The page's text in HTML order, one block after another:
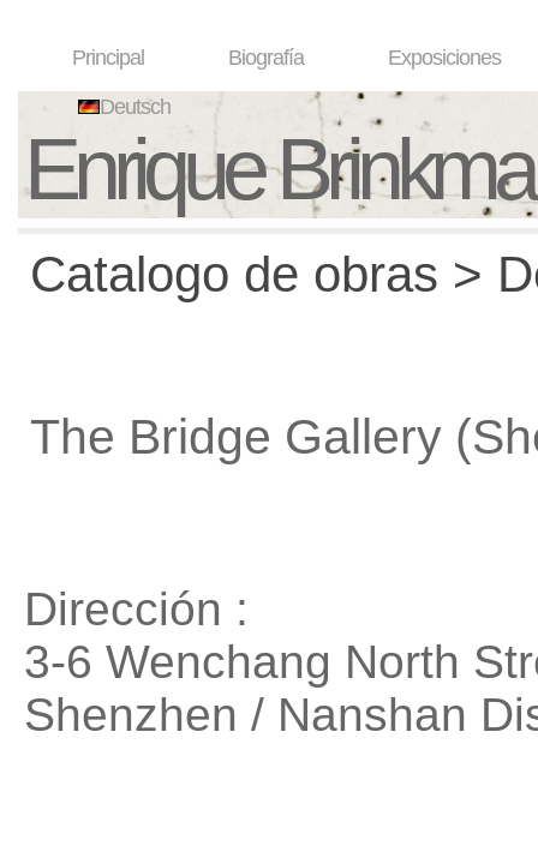
Principal Biografía Exposiciones
Deutsch
Enrique
Catalogo de obras >
The Bridge Gallery
Dirección :
3-6 Wenchang North
Shenzhen / Nanshan